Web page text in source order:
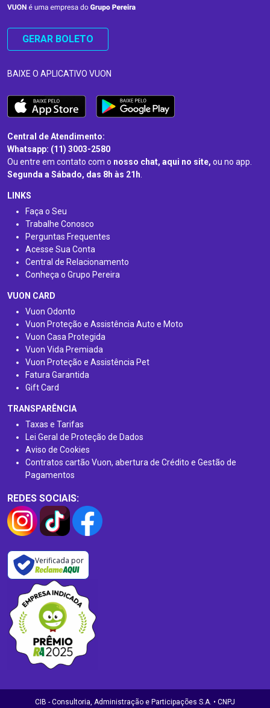
GERAR BOLETO
BAIXE O APLICATIVO VUON
Central de Atendimento:
Whatsapp: (11) 3003-2580
Ou entre em contato com o nosso chat, aqui no site, ou no app.
Segunda a Sábado, das 8h às 21h.
LINKS
Faça o Seu
Trabalhe Conosco
Perguntas Frequentes
Acesse Sua Conta
Central de Relacionamento
Conheça o Grupo Pereira
VUON CARD
Vuon Odonto
Vuon Proteção e Assistência Auto e Moto
Vuon Casa Protegida
Vuon Vida Premiada
Vuon Proteção e Assistência Pet
Fatura Garantida
Gift Card
TRANSPARÊNCIA
Taxas e Tarifas
Lei Geral de Proteção de Dados
Aviso de Cookies
Contratos cartão Vuon, abertura de Crédito e Gestão de
Pagamentos
REDES SOCIAIS:
Verificada por
CIB - Consultoria, Administração e Participações S.A. • CNPJ